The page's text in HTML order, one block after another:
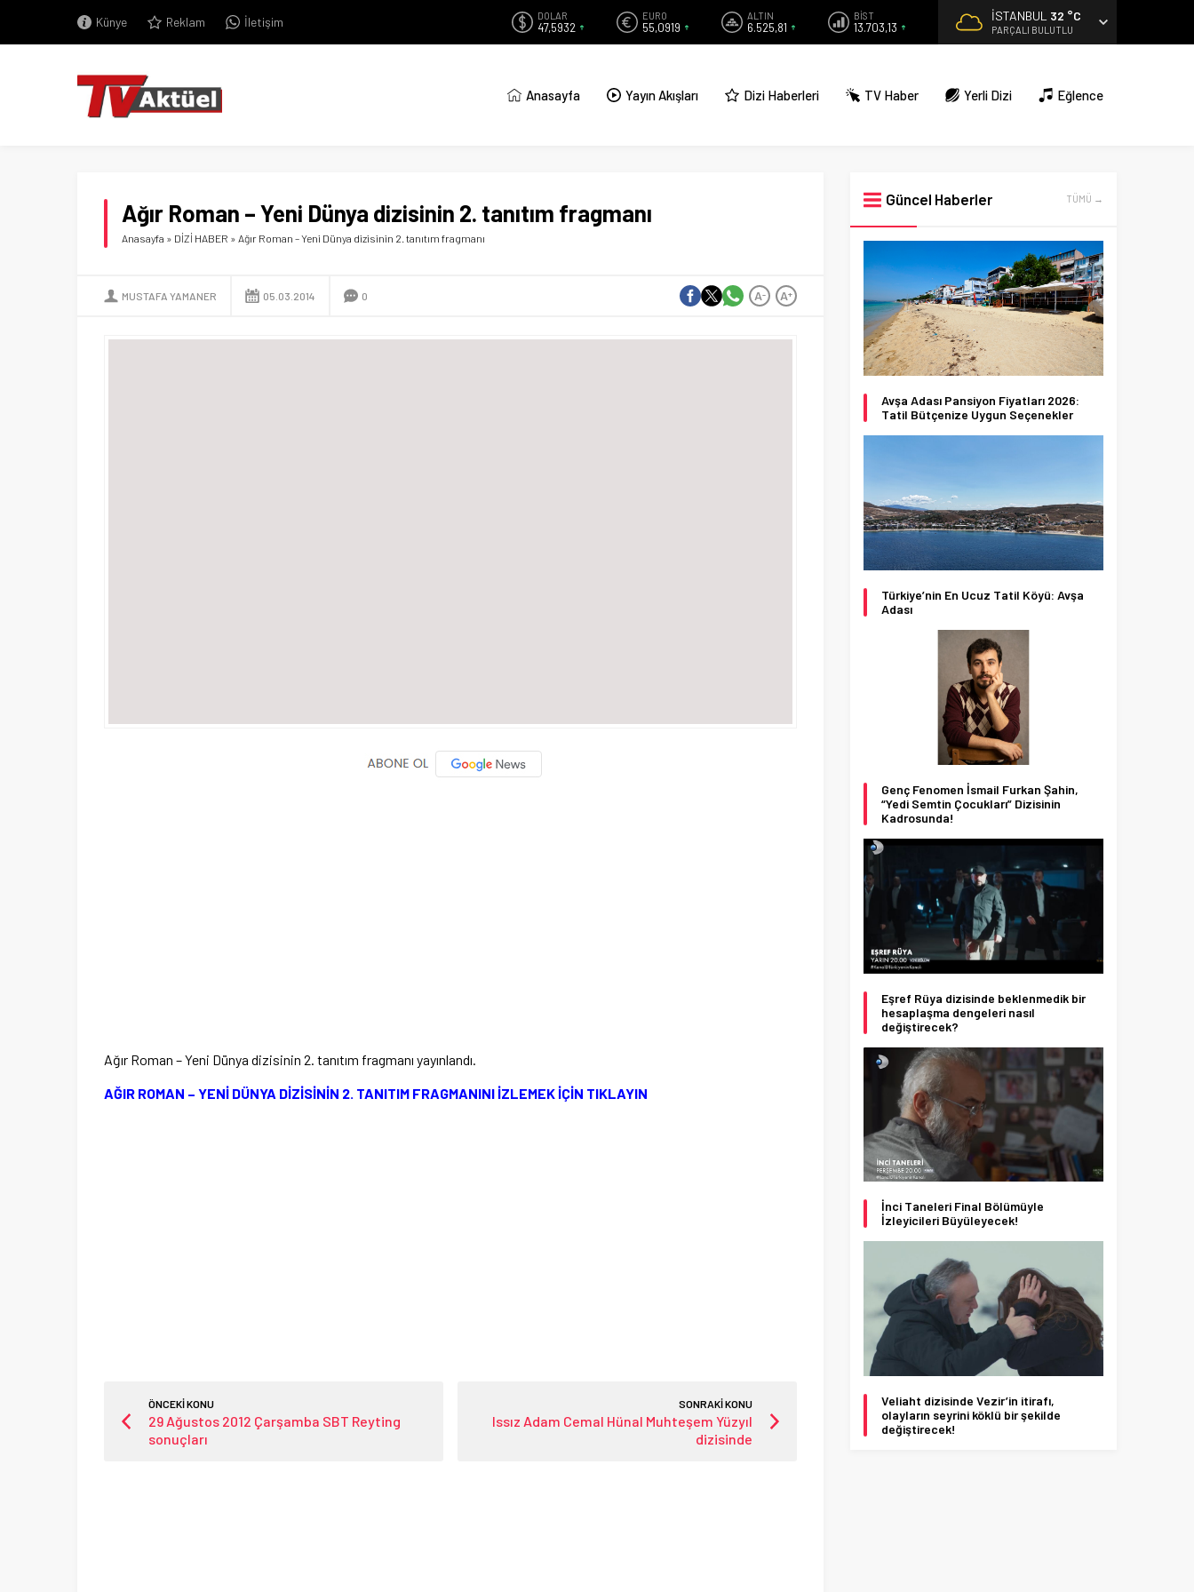
Künye Reklam İletişim DOLAR
47,5932
EURO
55,0919
ALTIN
6.525,81
BİST
13.703,13
İSTANBUL 32 °C
PARÇALI BULUTLU
Anasayfa Yayın Akışları Dizi Haberleri TV Haber Yerli Dizi Eğlence
Ağır Roman – Yeni Dünya dizisinin 2. tanıtım fragmanı
Anasayfa » DİZİ HABER » Ağır Roman – Yeni Dünya dizisinin 2. tanıtım fragmanı
MUSTAFA YAMANER 05.03.2014 0 A+
A-
Ağır Roman – Yeni Dünya dizisinin 2. tanıtım fragmanı yayınlandı.
AĞIR ROMAN – YENİ DÜNYA DİZİSİNİN 2. TANITIM FRAGMANINI İZLEMEK İÇİN TIKLAYIN
ÖNCEKİ KONU
29 Ağustos 2012 Çarşamba SBT Reyting
sonuçları
SONRAKİ KONU
Issız Adam Cemal Hünal Muhteşem Yüzyıl
dizisinde
Güncel Haberler TÜMÜ →
Avşa Adası Pansiyon Fiyatları 2026:
Tatil Bütçenize Uygun Seçenekler
Türkiye’nin En Ucuz Tatil Köyü: Avşa
Adası
Genç Fenomen İsmail Furkan Şahin,
“Yedi Semtin Çocukları” Dizisinin
Kadrosunda!
Eşref Rüya dizisinde beklenmedik bir
hesaplaşma dengeleri nasıl
değiştirecek?
İnci Taneleri Final Bölümüyle
İzleyicileri Büyüleyecek!
Veliaht dizisinde Vezir’in itirafı,
olayların seyrini köklü bir şekilde
değiştirecek!